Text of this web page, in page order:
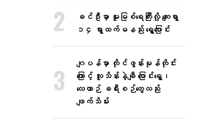
ခင်ဦးမှာ မူးမြစ်ရေကြီးလို့ ကျေးရွာ
၁၄ ရွာထက်မနည်း ရွှေ့ပြောင်း
ဂျပန်မှာ တိုင်ဖွန်းမုန်တိုင်း
ကြောင့် လူသိန်းနဲ့ချီ ပြောင်းရွှေ့၊
လေယာဉ် ခရီးစဉ်တွေလည်း
ဖျက်သိမ်း